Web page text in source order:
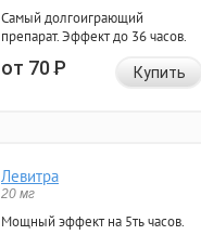
Самый долгоиграющий
препарат. Эффект до 36 часов.
от 70Р Купить
Левитра
20 мг
Мощный эффект на 5ть часов.